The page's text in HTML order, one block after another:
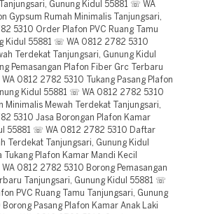
Gunung Kidul 55881 ☏ WA
Gypsum Rumah Minimalis Tanjungsari,
5310 Order Plafon PVC Ruang Tamu
Kidul 55881 ☏ WA 0812 2782 5310
Terdekat Tanjungsari, Gunung Kidul
Pemasangan Plafon Fiber Grc Terbaru
0812 2782 5310 Tukang Pasang Plafon
Kidul 55881 ☏ WA 0812 2782 5310
Minimalis Mewah Terdekat Tanjungsari,
5310 Jasa Borongan Plafon Kamar
55881 ☏ WA 0812 2782 5310 Daftar
Terdekat Tanjungsari, Gunung Kidul
Plafon Kamar Mandi Kecil
0812 2782 5310 Borong Pemasangan
Tanjungsari, Gunung Kidul 55881 ☏
PVC Ruang Tamu Tanjungsari, Gunung
Pasang Plafon Kamar Anak Laki